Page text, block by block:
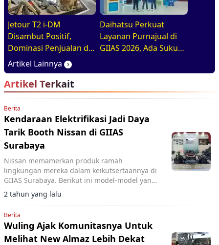
Jetour T2 i-DM
Disambut Positif,
Dominasi Penjualan di
GIIAS 2026
Daihatsu Perkuat
Layanan Purnajual di
GIIAS 2026, Ada Suku
Artikel Lainnya
Artikel Terkait
Berita
Kendaraan Elektrifikasi Jadi Daya
Tarik Booth Nissan di GIIAS
Surabaya
Nissan memamerkan produk ramah
lingkungan mereka dalam keikutsertaannya di
GIIAS Surabaya. Berikut ini model-model yang
dijual
2 tahun yang lalu
Berita
Wuling Ajak Komunitasnya Untuk
Melihat New Almaz Lebih Dekat